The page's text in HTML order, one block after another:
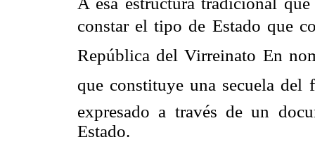
constar el tipo de Estado que
República del Virreinato En
que constituye una secuela del
expresado a través de un
Estado.